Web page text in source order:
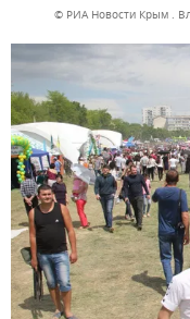
© РИА Новости Крым .